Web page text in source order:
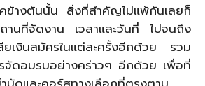
างต้นนั้น สิ่งที่สำคัญไม่แพ้กันเลยก็
านที่จัดงาน เวลาและวันที่ ไปจนถึง
ยเงินสมัครในแต่ละครั้งอีกด้วย รวม
จัดอบรมอย่างคร่าวๆ อีกด้วย เพื่อที่